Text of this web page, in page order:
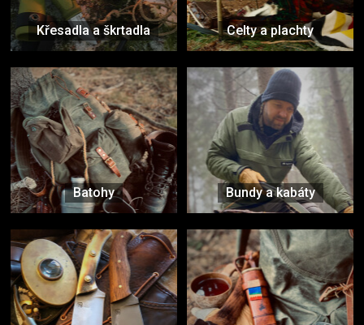
Křesadla a škrtadla Celty a plachty
Batohy Bundy a kabáty